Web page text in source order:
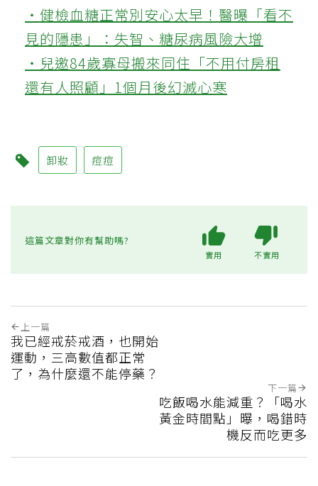
‧健檢血糖正常別安心太早！醫曝「看不
見的隱患」：失智、糖尿病風險大增
‧兒邀84歲寡母搬來同住「不用付房租
還有人照顧」1個月後幻滅心寒
卸妝 痘痘
這篇文章對你有幫助嗎?
實用 不實用
上一篇
我已經戒菸戒酒，也開始
運動，三高數值都正常
了，為什麼還不能停藥？
下一篇
吃飯喝水能減重？「喝水
黃金時間點」曝，喝錯時
機反而吃更多